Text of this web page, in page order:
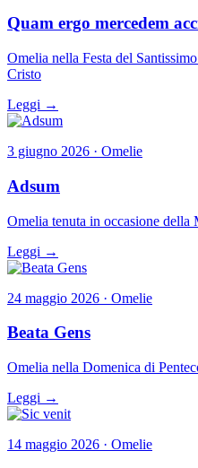
Quam ergo mercedem
Omelia nella Festa del
Cristo
Leggi →
3 giugno 2026 · Omelie
Adsum
Omelia tenuta in occasione della
Leggi →
24 maggio 2026 · Omelie
Beata Gens
Omelia nella Domenica di
Leggi →
14 maggio 2026 · Omelie